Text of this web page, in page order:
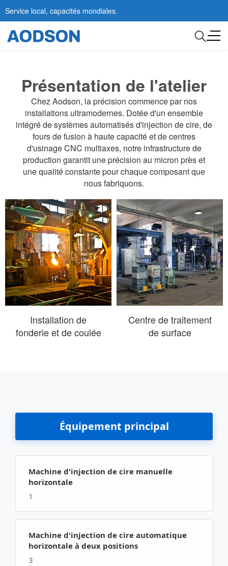
Service local, capacités mondiales.
Présentation de l'atelier
Chez Aodson, la précision commence par nos
installations ultramodernes. Dotée d'un ensemble
intégré de systèmes automatisés d'injection de cire, de
fours de fusion à haute capacité et de centres
d'usinage CNC multiaxes, notre infrastructure de
production garantit une précision au micron près et
une qualité constante pour chaque composant que
nous fabriquons.
Installation de
fonderie et de coulée
Centre de traitement
de surface
Équipement principal
Machine d'injection de cire manuelle
horizontale
1
Machine d'injection de cire automatique
horizontale à deux positions
3